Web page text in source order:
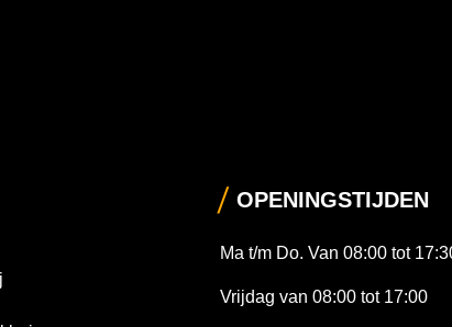
OPENINGSTIJDEN
Ma t/m Do. Van 08:00 tot
Vrijdag van 08:00 tot 17:00